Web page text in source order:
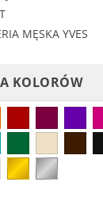
MĘSKA YVES
KOLORÓW